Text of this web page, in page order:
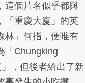
個片名似乎都與
「重慶大廈」的英
林」何指，便唯有
「Chungking
，但後者給出了新